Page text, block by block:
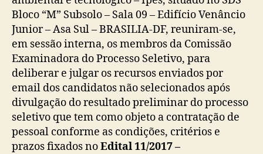
Bloco “M” Subsolo – Sala 09 – Edifício Venâncio
Junior – Asa Sul – BRASILIA-DF, reuniram-se,
em sessão interna, os membros da Comissão
Examinadora do Processo Seletivo, para
deliberar e julgar os recursos enviados por
email dos candidatos não selecionados após
divulgação do resultado preliminar do processo
seletivo que tem como objeto a contratação de
pessoal conforme as condições, critérios e
prazos fixados noEdital 11/2017 –